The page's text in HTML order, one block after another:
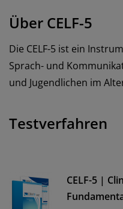
Über CELF-5
Die CELF-5 ist ein
Sprach- und
und Jugendlichen im
Testverfahren
CELF-5 |